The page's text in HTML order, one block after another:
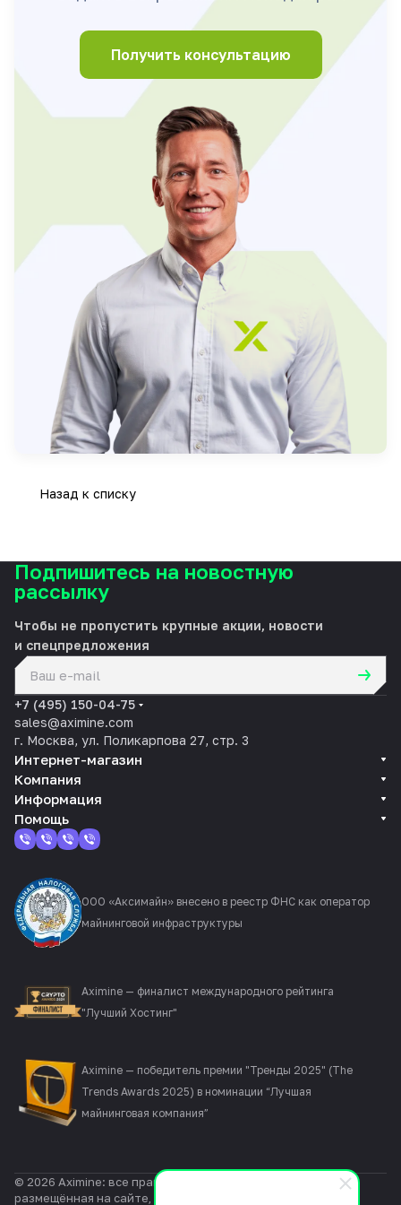
Получить консультацию
Назад к списку
Подпишитесь на новостную
рассылку
Чтобы не пропустить крупные акции, новости
и спецпредложения
+7 (495) 150-04-75
sales@aximine.com
г. Москва, ул. Поликарпова 27, стр. 3
Интернет-магазин
Компания
Информация
Помощь
ООО «Аксимайн» внесено в реестр ФНС как оператор
майнинговой инфраструктуры
Aximine — финалист международного рейтинга
"Лучший Хостинг"
Aximine — победитель премии "Тренды 2025" (The
Trends Awards 2025) в номинации “Лучшая
майнинговая компания”
© 2026 Aximine: все права защищены. Информация,
размещённая на сайте, не является публичной офертой и